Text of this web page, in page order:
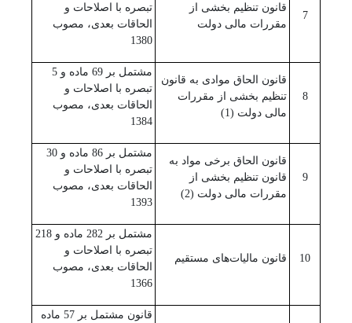
7
قانون تنظیم بخشی از
مقررات مالی دولت
تبصره با اصلاحات و
الحاقات بعدی، مصوب
1380
8
قانون الحاق موادی به قانون
تنظیم بخشی از مقررات
مالی دولت (1)
مشتمل بر 69 ماده و 5
تبصره با اصلاحات و
الحاقات بعدی، مصوب
1384
9
قانون الحاق برخی مواد به
قانون تنظیم بخشی از
مقررات مالی دولت (2)
مشتمل بر 86 ماده و 30
تبصره با اصلاحات و
الحاقات بعدی، مصوب
1393
10 قانون مالیات‌های مستقیم
مشتمل بر 282 ماده و 218
تبصره با اصلاحات و
الحاقات بعدی، مصوب
1366
قانون مشتمل بر 57 ماده